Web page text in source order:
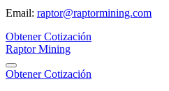
Email: raptor@raptormining.com
Obtener Cotización
Raptor Mining
Obtener Cotización